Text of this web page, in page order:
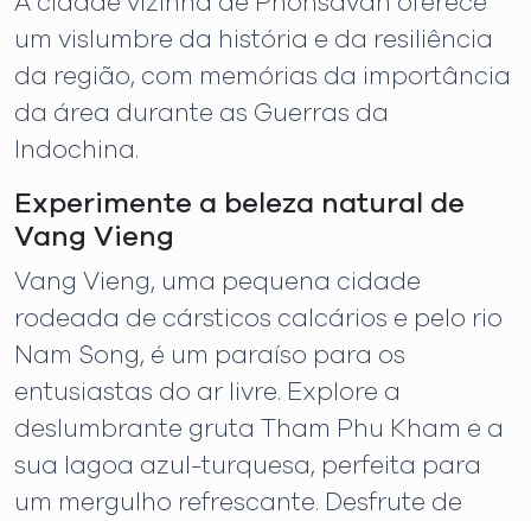
um vislumbre da história e da resiliência
da região, com memórias da importância
da área durante as Guerras da
Indochina.
Experimente a beleza natural de
Vang Vieng
Vang Vieng, uma pequena cidade
rodeada de cársticos calcários e pelo rio
Nam Song, é um paraíso para os
entusiastas do ar livre. Explore a
deslumbrante gruta Tham Phu Kham e a
sua lagoa azul-turquesa, perfeita para
um mergulho refrescante. Desfrute de